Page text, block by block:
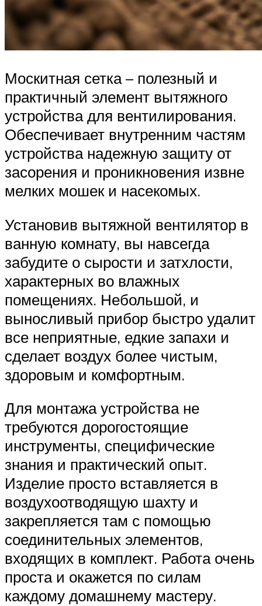
Москитная сетка – полезный и
практичный элемент вытяжного
устройства для вентилирования.
Обеспечивает внутренним частям
устройства надежную защиту от
засорения и проникновения извне
мелких мошек и насекомых.
Установив вытяжной вентилятор в
ванную комнату, вы навсегда
забудите о сырости и затхлости,
характерных во влажных
помещениях. Небольшой, и
выносливый прибор быстро удалит
все неприятные, едкие запахи и
сделает воздух более чистым,
здоровым и комфортным.
Для монтажа устройства не
требуются дорогостоящие
инструменты, специфические
знания и практический опыт.
Изделие просто вставляется в
воздухоотводящую шахту и
закрепляется там с помощью
соединительных элементов,
входящих в комплект. Работа очень
проста и окажется по силам
каждому домашнему мастеру.